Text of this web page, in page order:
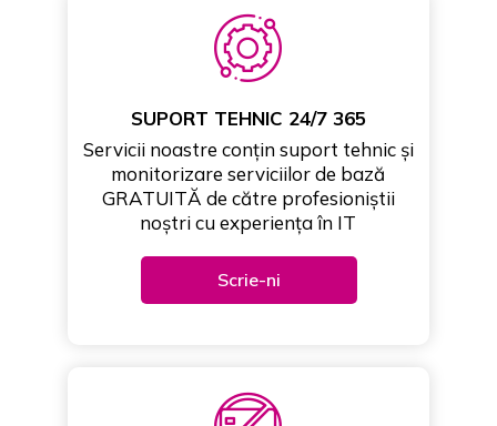
SUPORT TEHNIC 24/7 365
Servicii noastre conțin suport tehnic și
monitorizare serviciilor de bază
GRATUITĂ de către profesioniștii
noștri cu experiența în IT
Scrie-ni